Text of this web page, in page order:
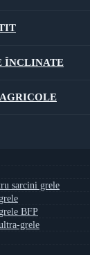
ÎNCLINATE
sarcini grele
BFP
grele